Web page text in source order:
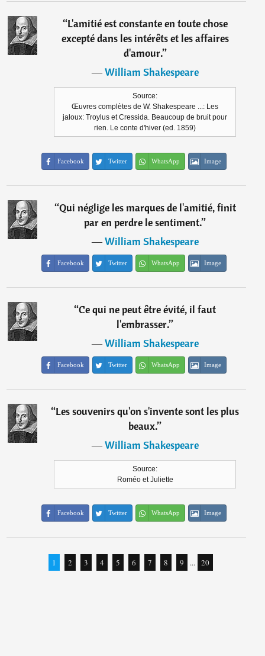
“L'amitié est constante en toute chose
excepté dans les intérêts et les affaires
d'amour.”
―William Shakespeare
Source:
Œuvres complètes de W. Shakespeare ...: Les
jaloux: Troylus et Cressida. Beaucoup de bruit pour
rien. Le conte d'hiver (ed. 1859)
Facebook Twitter WhatsApp Image
“Qui néglige les marques de l'amitié, finit
par en perdre le sentiment.”
―William Shakespeare
Facebook Twitter WhatsApp Image
“Ce qui ne peut être évité, il faut
l'embrasser.”
―William Shakespeare
Facebook Twitter WhatsApp Image
“Les souvenirs qu'on s'invente sont les plus
beaux.”
―William Shakespeare
Source:
Roméo et Juliette
Facebook Twitter WhatsApp Image
1 2 3 4 5 6 7 8 9 ... 20